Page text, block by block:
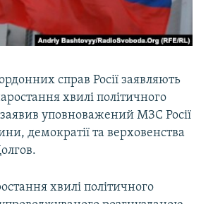
справ Росії заявляють
хвилі політичного
уповноважений МЗС Росії
демократії та верховенства
хвилі політичного